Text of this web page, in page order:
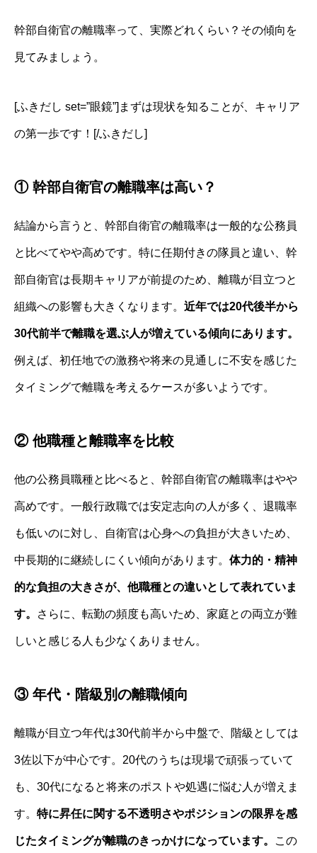
幹部自衛官の離職率って、実際どれくらい？その傾向を
見てみましょう。
[ふきだし set=”眼鏡”]まずは現状を知ることが、キャリア
の第一歩です！[/ふきだし]
① 幹部自衛官の離職率は高い？
結論から言うと、幹部自衛官の離職率は一般的な公務員
と比べてやや高めです。特に任期付きの隊員と違い、幹
部自衛官は長期キャリアが前提のため、離職が目立つと
組織への影響も大きくなります。 近年では20代後半から
30代前半で離職を選ぶ人が増えている傾向にあります。
例えば、初任地での激務や将来の見通しに不安を感じた
タイミングで離職を考えるケースが多いようです。
② 他職種と離職率を比較
他の公務員職種と比べると、幹部自衛官の離職率はやや
高めです。一般行政職では安定志向の人が多く、退職率
も低いのに対し、自衛官は心身への負担が大きいため、
中長期的に継続しにくい傾向があります。 体力的・精神
的な負担の大きさが、他職種との違いとして表れていま
す。 さらに、転勤の頻度も高いため、家庭との両立が難
しいと感じる人も少なくありません。
③ 年代・階級別の離職傾向
離職が目立つ年代は30代前半から中盤で、階級としては
3佐以下が中心です。20代のうちは現場で頑張っていて
も、30代になると将来のポストや処遇に悩む人が増えま
す。 特に昇任に関する不透明さやポジションの限界を感
じたタイミングが離職のきっかけになっています。 この